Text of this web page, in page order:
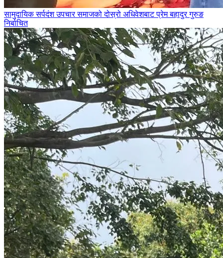
सामुदायिक सर्पदंश उपचार समाजको दोस्रो अधिवेशबाट प्रेम बहादुर गुरुङ
निर्बाचित